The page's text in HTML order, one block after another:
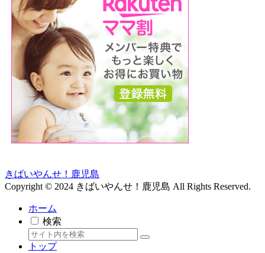
きばいやんせ！鹿児島
Copyright © 2024 きばいやんせ！鹿児島 All Rights Reserved.
ホーム
検索
トップ